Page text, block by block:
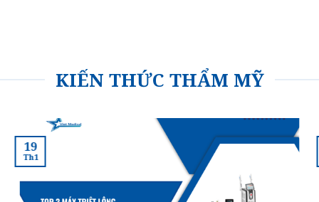
KIẾN THỨC THẨM MỸ
19
Th1